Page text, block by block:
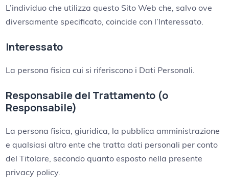
L’individuo che utilizza questo Sito Web che, salvo ove
diversamente specificato, coincide con l’Interessato.
Interessato
La persona fisica cui si riferiscono i Dati Personali.
Responsabile del Trattamento (o
Responsabile)
La persona fisica, giuridica, la pubblica amministrazione
e qualsiasi altro ente che tratta dati personali per conto
del Titolare, secondo quanto esposto nella presente
privacy policy.